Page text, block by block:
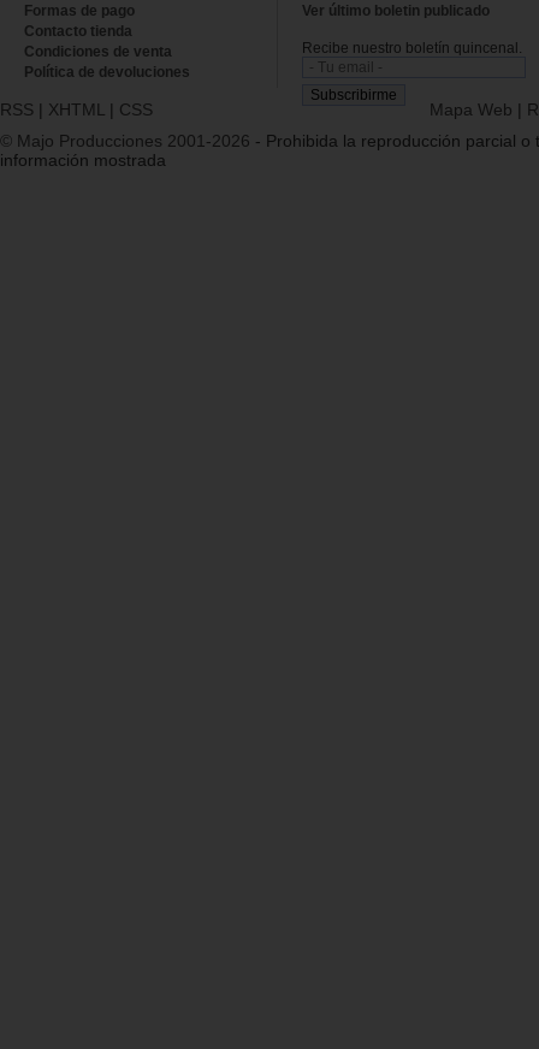
Formas de pago
Contacto tienda
Condiciones de venta
Política de devoluciones
Ver último boletin publicado
Recibe nuestro boletín quincenal.
RSS | XHTML | CSS Mapa Web |
© Majo Producciones 2001-2026 - Prohibida la reproducción parcial o
información mostrada